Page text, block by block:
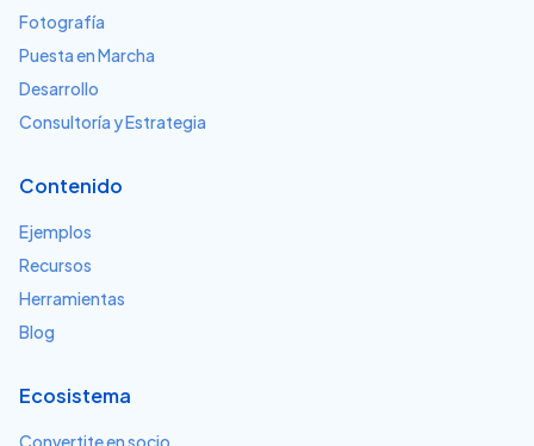
Fotografía
Puesta en Marcha
Desarrollo
Consultoría y Estrategia
Contenido
Ejemplos
Recursos
Herramientas
Blog
Ecosistema
Convertite en socio